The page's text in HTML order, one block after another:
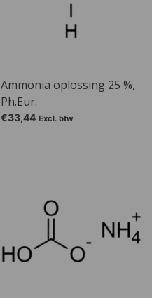
Ammonia oplossing 25 %,
Ph.Eur.
€33,44 Excl. btw